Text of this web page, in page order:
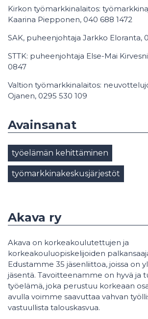
Kirkon työmarkkinalaitos:
Kaarina Piepponen, 040 688 1472
SAK, puheenjohtaja Jarkko Eloranta,
STTK: puheenjohtaja Else-Mai
0847
Valtion työmarkkinalaitos:
Ojanen, 0295 530 109
Avainsanat
työelämän kehittäminen
työmarkkinakeskusjärjestöt
Akava ry
Akava on korkeakoulutettujen ja
korkeakouluopiskelijoiden
Edustamme 35 jäsenliittoa, joissa on
jäsentä. Tavoitteenamme on hyvä ja
työelämä, joka perustuu korkeaan
avulla voimme saavuttaa vahvan
vastuullista talouskasvua.